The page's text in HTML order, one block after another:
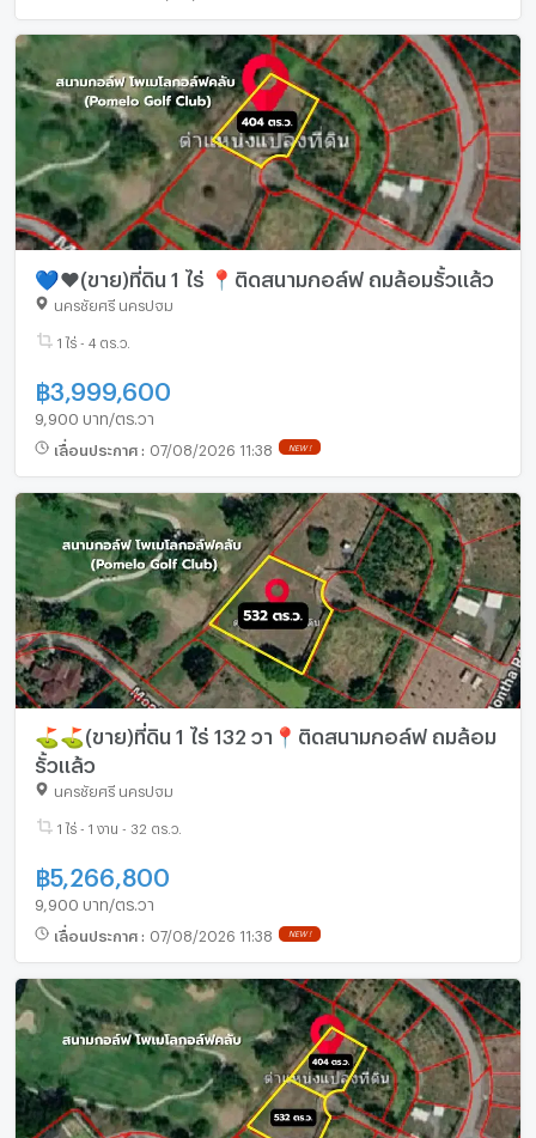
💙❤️(ขาย)ที่ดิน 1 ไร่ 📍ติดสนามกอล์ฟ ถมล้อมรั้วแล้ว
นครชัยศรี นครปฐม
1 ไร่ - 4 ตร.ว.
฿3,999,600
9,900 บาท/ตร.วา
เลื่อนประกาศ : 07/08/2026 11:38 NEW !
⛳⛳(ขาย)ที่ดิน 1 ไร่ 132 วา📍ติดสนามกอล์ฟ ถมล้อม
รั้วแล้ว
นครชัยศรี นครปฐม
1 ไร่ - 1 งาน - 32 ตร.ว.
฿5,266,800
9,900 บาท/ตร.วา
เลื่อนประกาศ : 07/08/2026 11:38 NEW !